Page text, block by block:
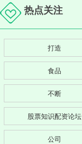
热点关注
打造
食品
不断
股票知识配资论坛
公司